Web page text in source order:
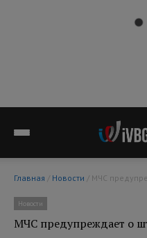
Главная / Новости / МЧС
Новости
МЧС предупреждает о